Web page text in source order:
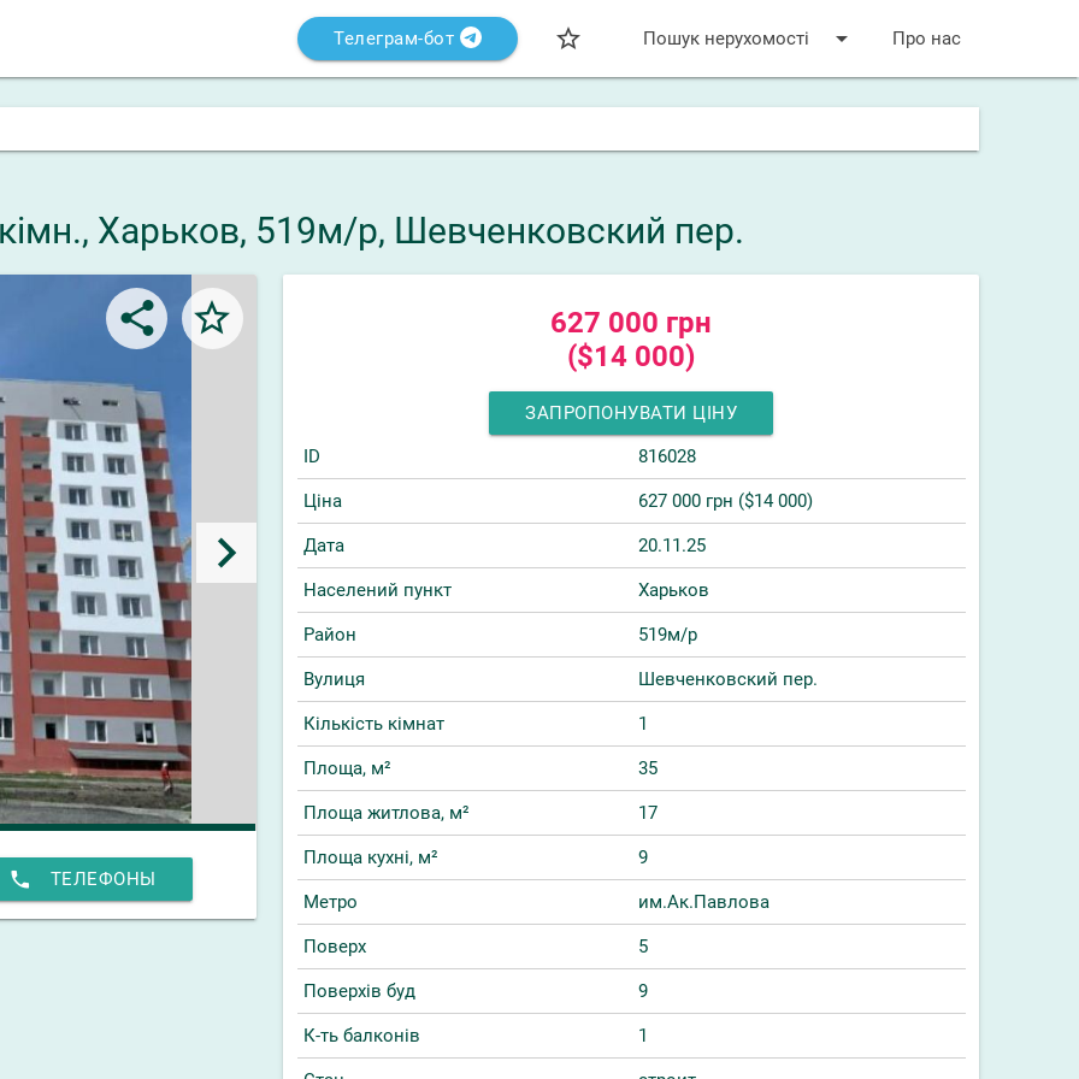
Телеграм-бот star_bordered arrow_drop_down
Пошук нерухомості Про нас
Харьков, 519м/р, Шевченковский пер.
share star_border
keyboard_arrow_right
phone ТЕЛЕФОНЫ
627 000 грн
($14 000)
ЗАПРОПОНУВАТИ ЦІНУ
ID
816028
Ціна 627 000 грн ($14 000)
Дата 20.11.25
Населений пункт Харьков
Район 519м/р
Вулиця Шевченковский пер.
Кількість кімнат 1
Площа, м² 35
Площа житлова, м² 17
Площа кухні, м² 9
Метро им.Ак.Павлова
Поверх 5
Поверхів буд 9
К-ть балконів 1